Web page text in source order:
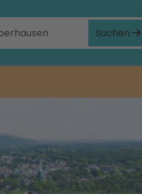
Suchen